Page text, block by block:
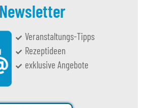
Newsletter
Veranstaltungs-Tipps
Rezeptideen
exklusive Angebote